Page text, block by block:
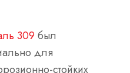
309 был
для
стойких